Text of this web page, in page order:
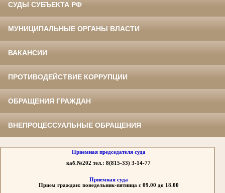
СУДЫ СУБЪЕКТА РФ
МУНИЦИПАЛЬНЫЕ ОРГАНЫ ВЛАСТИ
ВАКАНСИИ
ПРОТИВОДЕЙСТВИЕ КОРРУПЦИИ
ОБРАЩЕНИЯ ГРАЖДАН
ВНЕПРОЦЕССУАЛЬНЫЕ ОБРАЩЕНИЯ
Приемная председателя суда
каб.№202 тел.: 8(815-33) 3-14-77
Приемная суда
Прием граждан: понедельник-пятница с 09.00 до 18.00